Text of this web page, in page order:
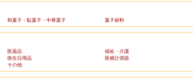
和菓子・駄菓子・中華菓子 菓子材料
医薬品 福祉・介護
衛生日用品 医療計測器
その他